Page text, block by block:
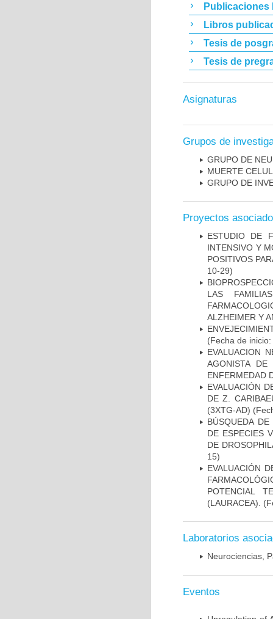
Publicaciones
Libros
Tesis de
Tesis de
Asignaturas
Grupos de
GRUPO DE
MUERTE
GRUPO DE
Proyectos
ESTUDIO DE
INTENSIVO Y
POSITIVOS
10-29)
LAS
ALZHEIMER Y
(Fecha de
EVALUACION
AGONISTA
ENFERMEDAD
EVALUACIÓN
DE Z.
(3XTG-AD)
BÚSQUEDA
DE ESPECIES
DE
15)
EVALUACIÓN
POTENCIAL
(LAURACEA).
Laboratorios
Neurociencias,
Eventos